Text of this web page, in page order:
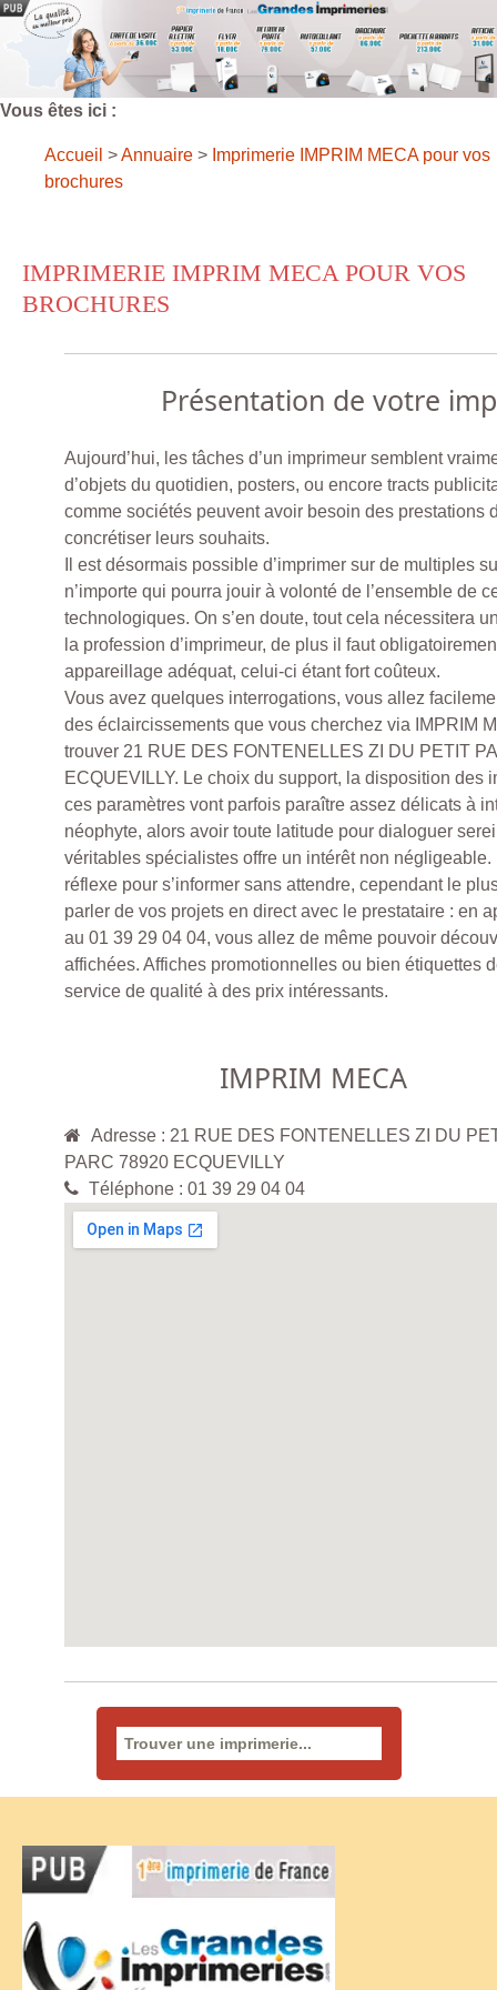
Vous êtes ici :
Accueil >Annuaire > Imprimerie IMPRIM MECA pour vos
brochures
IMPRIMERIE IMPRIM MECA POUR VOS
BROCHURES
Présentation de votre
Aujourd’hui, les tâches d’un imprimeur semblent
d’objets du quotidien, posters, ou encore tracts
comme sociétés peuvent avoir besoin des prestations
concrétiser leurs souhaits.
Il est désormais possible d’imprimer sur de multiples
n’importe qui pourra jouir à volonté de l’ensemble de
technologiques. On s’en doute, tout cela nécessitera
la profession d’imprimeur, de plus il faut
appareillage adéquat, celui-ci étant fort coûteux.
Vous avez quelques interrogations, vous allez
des éclaircissements que vous cherchez via IMPRIM
trouver 21 RUE DES FONTENELLES ZI DU PETIT
ECQUEVILLY. Le choix du support, la disposition des
ces paramètres vont parfois paraître assez délicats à
néophyte, alors avoir toute latitude pour dialoguer
véritables spécialistes offre un intérêt non négligeable.
réflexe pour s’informer sans attendre, cependant le
parler de vos projets en direct avec le prestataire : en
au 01 39 29 04 04, vous allez de même pouvoir
affichées. Affiches promotionnelles ou bien étiquettes
service de qualité à des prix intéressants.
IMPRIM MECA
Adresse : 21 RUE DES FONTENELLES ZI DU
PARC 78920 ECQUEVILLY
Téléphone : 01 39 29 04 04
Rechercher